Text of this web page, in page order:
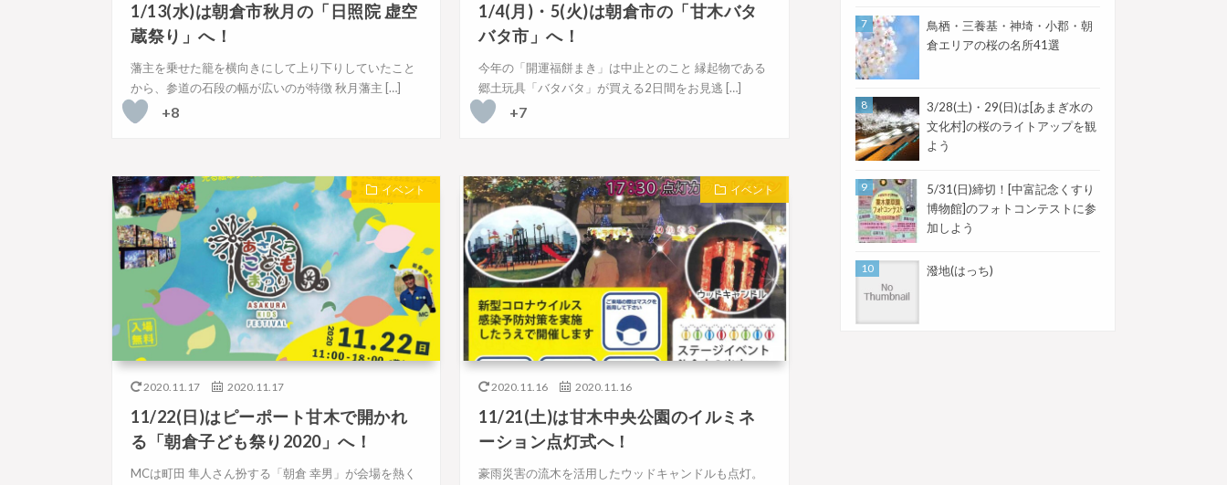
1/13(水)は朝倉市秋月の「日照院 虚空
蔵祭り」へ！
藩主を乗せた籠を横向きにして上り下りしていたこと
から、参道の石段の幅が広いのが特徴 秋月藩主 […]
+8
1/4(月)・5(火)は朝倉市の「甘木バタ
バタ市」へ！
今年の「開運福餅まき」は中止とのこと 縁起物である
郷土玩具「バタバタ」が買える2日間をお見逃 […]
+7
イベント
2020.11.17 2020.11.17
11/22(日)はピーポート甘木で開かれ
る「朝倉子ども祭り2020」へ！
MCは町田 隼人さん扮する「朝倉 幸男」が会場を熱く
イベント
2020.11.16 2020.11.16
11/21(土)は甘木中央公園のイルミネ
ーション点灯式へ！
豪雨災害の流木を活用したウッドキャンドルも点灯。
鳥栖・三養基・神埼・小郡・朝
倉エリアの桜の名所41選
3/28(土)・29(日)は[あまぎ水の
文化村]の桜のライトアップを観
よう
5/31(日)締切！[中富記念くすり
博物館]のフォトコンテストに参
加しよう
潑地(はっち)